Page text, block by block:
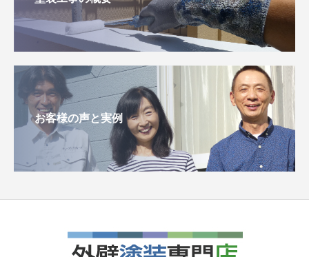
お客様の声と実例